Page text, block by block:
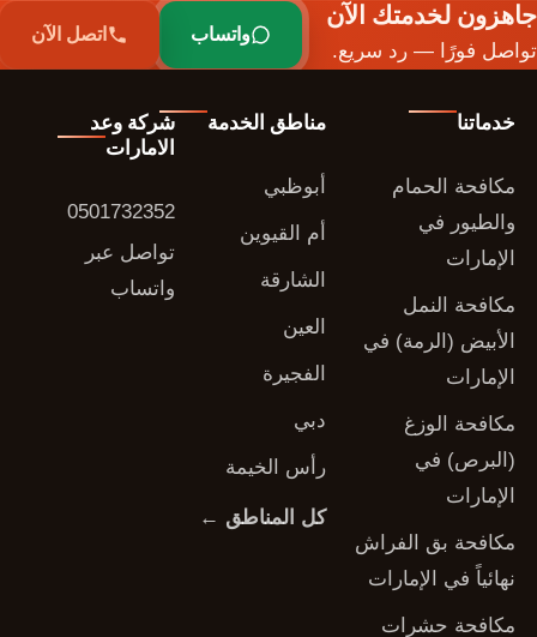
جاهزون لخدمتك الآن
تواصل فورًا — رد سريع.
واتساب اتصل الآن
خدماتنا
مكافحة الحمام
والطيور في
الإمارات
مكافحة النمل
الأبيض (الرمة) في
الإمارات
مكافحة الوزغ
(البرص) في
الإمارات
مكافحة بق الفراش
نهائياً في الإمارات
مكافحة حشرات
مناطق الخدمة
أبوظبي
أم القيوين
الشارقة
العين
الفجيرة
دبي
رأس الخيمة
كل المناطق ←
شركة وعد
الامارات
0501732352
تواصل عبر
واتساب